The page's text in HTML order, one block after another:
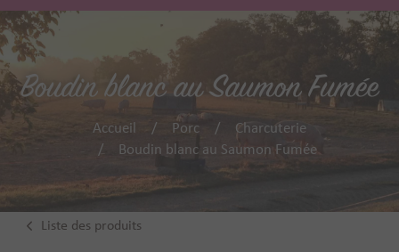
Boudin blanc au Saumon Fumée
Accueil Porc
Charcuterie
Boudin blanc au Saumon Fumée
Liste des produits